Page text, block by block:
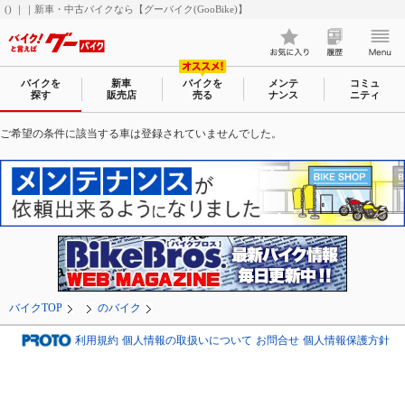
() ｜｜新車・中古バイクなら【グーバイク(GooBike)】
バイクを
探す
新車
販売店
バイクを
売る
メンテ
ナンス
コミュ
ニティ
ご希望の条件に該当する車は登録されていませんでした。
バイクTOP のバイク
利用規約 個人情報の取扱いについて お問合せ 個人情報保護方針